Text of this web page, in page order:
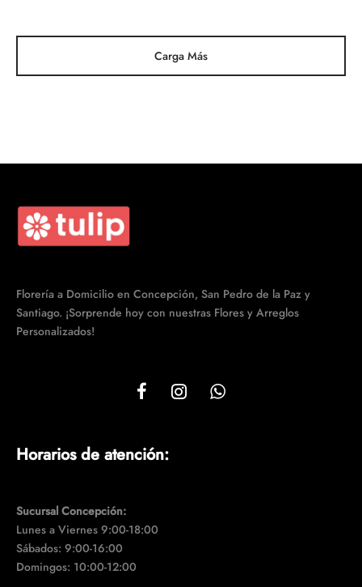
$42.990.
Carga Más
Florería a Domicilio en Concepción, San Pedro de la Paz y
Santiago. ¡Sorprende hoy con nuestras Flores y Arreglos
Personalizados!
Horarios de atención:
Sucursal Concepción:
Lunes a Viernes 9:00-18:00
Sábados: 9:00-16:00
Domingos: 10:00-12:00